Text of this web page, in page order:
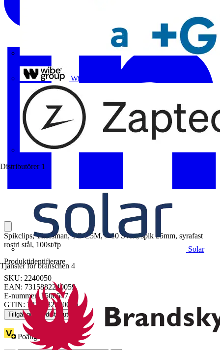
Wibe Group
Distributörer 1
Solar
Tjänster för branschen 4
Spikclips, Thorsman, TC-C5M, 7-10 Svart, spik 25mm, syrafast
rostri stål, 100st/fp
Produktidentifierare
SKU: 2240050
EAN: 7315882240059
E-nummer: 1500547
GTIN: 7315882240059
Tillgänglig: 1 distributör
Poäng: